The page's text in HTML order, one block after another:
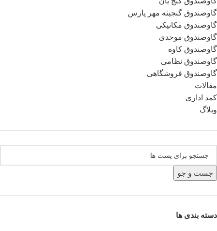
گاوصندوق گنجینه مهر پارس
گاوصندوق مکانیکی
گاوصندوق موحدی
گاوصندوق کاوه
گاوصندوق نظامی
گاوصندوق فروشگاهی
مقالات
کمد اداری
وبلاگ
جست و جو
دسته بندی ها